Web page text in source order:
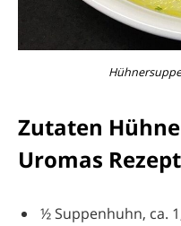
Zutaten
Uromas Rezept
½ Suppenhuhn, ca.